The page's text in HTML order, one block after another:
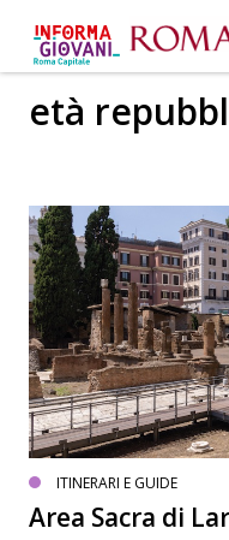
età
ITINERARI E GUIDE
Area Sacra di